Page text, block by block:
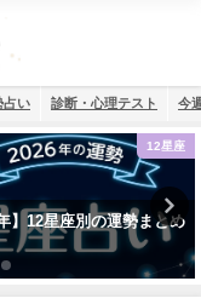
占い 診断・心理テスト 今
恋愛
占い・彼氏の浮気が心
度診断でチェック！